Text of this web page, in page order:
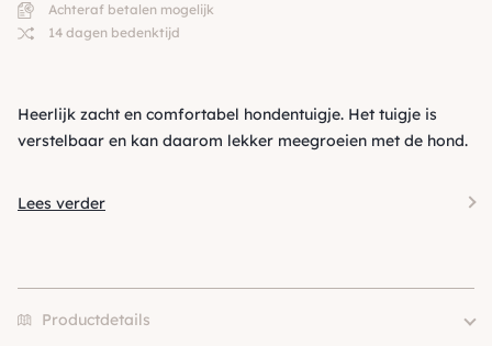
Achteraf betalen mogelijk
14 dagen bedenktijd
Heerlijk zacht en comfortabel hondentuigje. Het tuigje is
verstelbaar en kan daarom lekker meegroeien met de hond.
Lees verder
Productdetails